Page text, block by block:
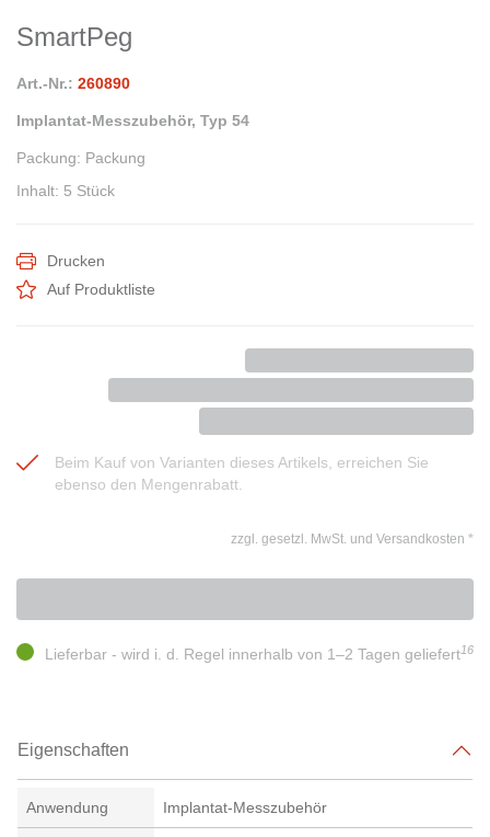
SmartPeg
Beim Kauf von Varianten dieses Artikels, erreichen Sie
ebenso den Mengenrabatt.
Art.-Nr.: 260890
Implantat-Messzubehör, Typ 54
Packung: Packung
Inhalt: 5 Stück
Drucken
Auf Produktliste
zzgl. gesetzl. MwSt. und Versandkosten *
Lieferbar - wird i. d. Regel innerhalb von 1–2 Tagen geliefert16
Eigenschaften
Anwendung Implantat-Messzubehör